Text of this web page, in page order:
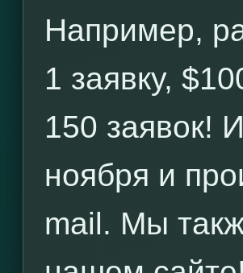
Например,
1 заявку,
150 заявок!
ноября и
mail. Мы